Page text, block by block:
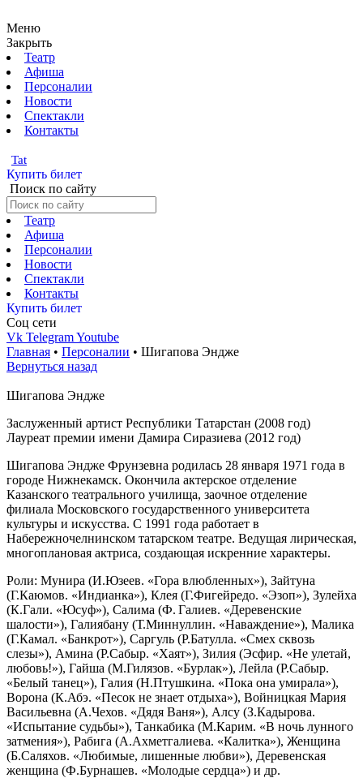
Меню
Закрыть
Театр
Афиша
Персоналии
Новости
Спектакли
Контакты
Tat
Купить билет
Поиск по сайту
Театр
Афиша
Персоналии
Новости
Спектакли
Контакты
Купить билет
Соц cети
Vk TelegramYoutube
Главная • Персоналии • Шигапова Эндже
Вернуться назад
Шигапова Эндже
Заслуженный артист Республики Татарстан (2008 год)
Лауреат премии имени Дамира Сиразиева (2012 год)
Шигапова Эндже Фрунзевна родилась 28 января 1971 года в
городе Нижнекамск. Окончила актерское отделение
Казанского театрального училища, заочное отделение
филиала Московского государственного университета
культуры и искусства. С 1991 года работает в
Набережночелнинском татарском театре. Ведущая лирическая,
многоплановая актриса, создающая искренние характеры.
Роли: Мунира (И.Юзеев. «Гора влюбленных»), Зайтуна
(Г.Каюмов. «Индианка»), Клея (Г.Фигейредо. «Эзоп»), Зулейха
(К.Гали. «Юсуф»), Салима (Ф. Галиев. «Деревенские
шалости»), Галиябану (Т.Миннуллин. «Наваждение»), Малика
(Г.Камал. «Банкрот»), Саргуль (Р.Батулла. «Смех сквозь
слезы»), Амина (Р.Сабыр. «Хаят»), Зилия (Эсфир. «Не улетай,
любовь!»), Гайша (М.Гилязов. «Бурлак»), Лейла (Р.Сабыр.
«Белый танец»), Галия (Н.Птушкина. «Пока она умирала»),
Ворона (К.Абэ. «Песок не знает отдыха»), Войницкая Мария
Васильевна (А.Чехов. «Дядя Ваня»), Алсу (З.Кадырова.
«Испытание судьбы»), Танкабика (М.Карим. «В ночь лунного
затмения»), Рабига (А.Ахметгалиева. «Калитка»), Женщина
(Б.Саляхов. «Любимые, лишенные любви»), Деревенская
женщина (Ф.Бурнашев. «Молодые сердца») и др.